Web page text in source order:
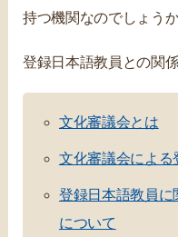
持つ機関なのでしょう
登録日本語教員との関
文化審議会とは
文化審議会による
登録日本語教員に
について